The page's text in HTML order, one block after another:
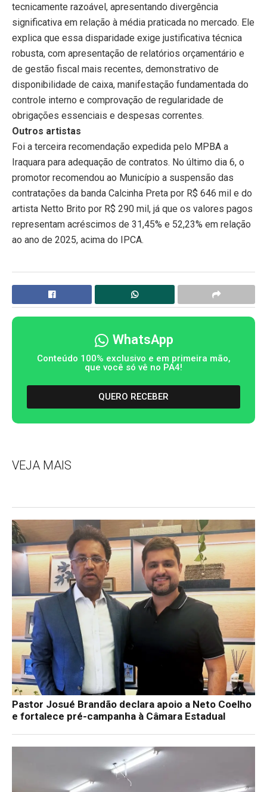
tecnicamente razoável, apresentando divergência
significativa em relação à média praticada no mercado. Ele
explica que essa disparidade exige justificativa técnica
robusta, com apresentação de relatórios orçamentário e
de gestão fiscal mais recentes, demonstrativo de
disponibilidade de caixa, manifestação fundamentada do
controle interno e comprovação de regularidade de
obrigações essenciais e despesas correntes.
Outros artistas
Foi a terceira recomendação expedida pelo MPBA a
Iraquara para adequação de contratos. No último dia 6, o
promotor recomendou ao Município a suspensão das
contratações da banda Calcinha Preta por R$ 646 mil e do
artista Netto Brito por R$ 290 mil, já que os valores pagos
representam acréscimos de 31,45% e 52,23% em relação
ao ano de 2025, acima do IPCA.
WhatsApp
Conteúdo 100% exclusivo e em primeira mão,
que você só vê no PA4!
QUERO RECEBER
VEJA MAIS
Pastor Josué Brandão declara apoio a Neto Coelho
e fortalece pré-campanha à Câmara Estadual